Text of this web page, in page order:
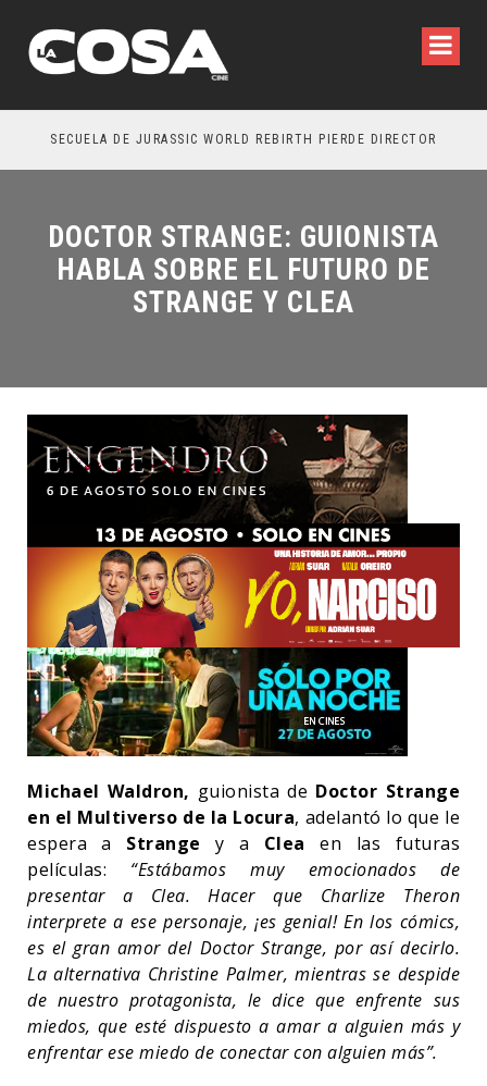
SECUELA DE JURASSIC WORLD REBIRTH PIERDE DIRECTOR
DOCTOR STRANGE: GUIONISTA
HABLA SOBRE EL FUTURO DE
STRANGE Y CLEA
Michael Waldron, guionista de Doctor Strange
en el Multiverso de la Locura, adelantó lo que le
espera a Strange y a Clea en las futuras
películas: “Estábamos muy emocionados de
presentar a Clea. Hacer que Charlize Theron
interprete a ese personaje, ¡es genial! En los cómics,
es el gran amor del Doctor Strange, por así decirlo.
La alternativa Christine Palmer, mientras se despide
de nuestro protagonista, le dice que enfrente sus
miedos, que esté dispuesto a amar a alguien más y
enfrentar ese miedo de conectar con alguien más”.